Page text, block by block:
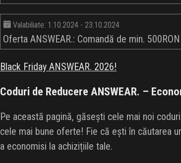
Valabiliate: 1.10.2024 - 23.10.2024
Oferta ANSWEAR.: Comandă de min.
Black Friday ANSWEAR. 2026!
Coduri de Reducere ANSWEAR. –
Pe această pagină, găsești cele mai noi
cele mai bune oferte! Fie că ești în căutarea
a economisi la achizițiile tale.